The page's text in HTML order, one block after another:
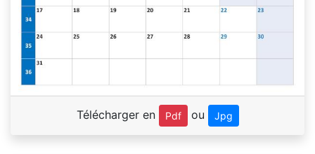
Télécharger en Pdf ou Jpg